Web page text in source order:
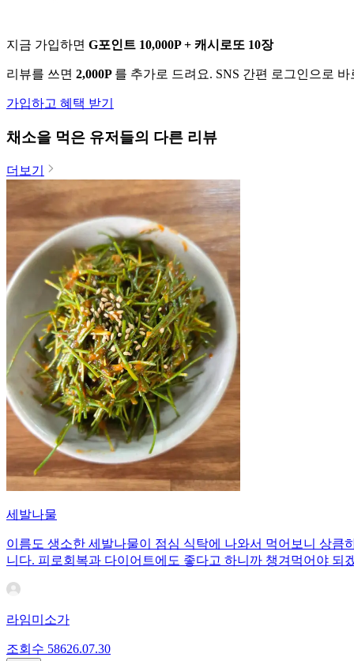
지금 가입하면 G포인트 10,000P + 캐시로또 10장
리뷰를 쓰면 2,000P 를 추가로 드려요. SNS 간편 로그인으로
가입하고 혜택 받기
채소을 먹은 유저들의 다른 리뷰
더보기
세발나물
이름도 생소한 세발나물이 점심 식탁에 나와서 먹어보니 상
니다. 피로회복과 다이어트에도 좋다고 하니까 챙겨먹어야 되
라임미소가
조회수 58626.07.30